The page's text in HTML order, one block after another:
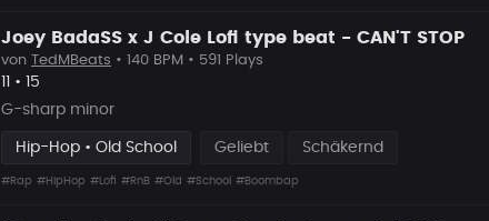
Joey BadaSS x J Cole Lofi type beat - CAN'T STOP
von TedMBeats • 140 BPM • 591 Plays
Likes
• Vorgeschlagen
15
G-sharp minor
Hip-Hop • Old School Geliebt Schäkernd
#Rap #HipHop #Lofi #RnB #Old #School #Boombap